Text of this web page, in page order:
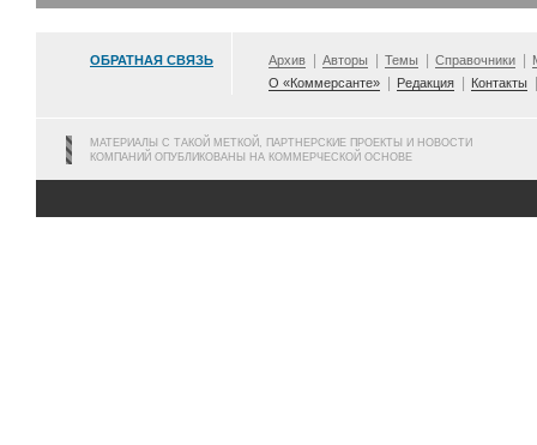
ОБРАТНАЯ СВЯЗЬ Архив Авторы Темы Справочники
О «Коммерсанте»
Редакция Контакты
МАТЕРИАЛЫ С ТАКОЙ МЕТКОЙ, ПАРТНЕРСКИЕ ПРОЕКТЫ И НОВОСТИ
КОМПАНИЙ ОПУБЛИКОВАНЫ НА КОММЕРЧЕСКОЙ ОСНОВЕ